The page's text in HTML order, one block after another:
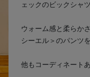
ェックのビックシャ
ウォーム感と柔らか
シーエル＞のパンツ
他もコーディネート